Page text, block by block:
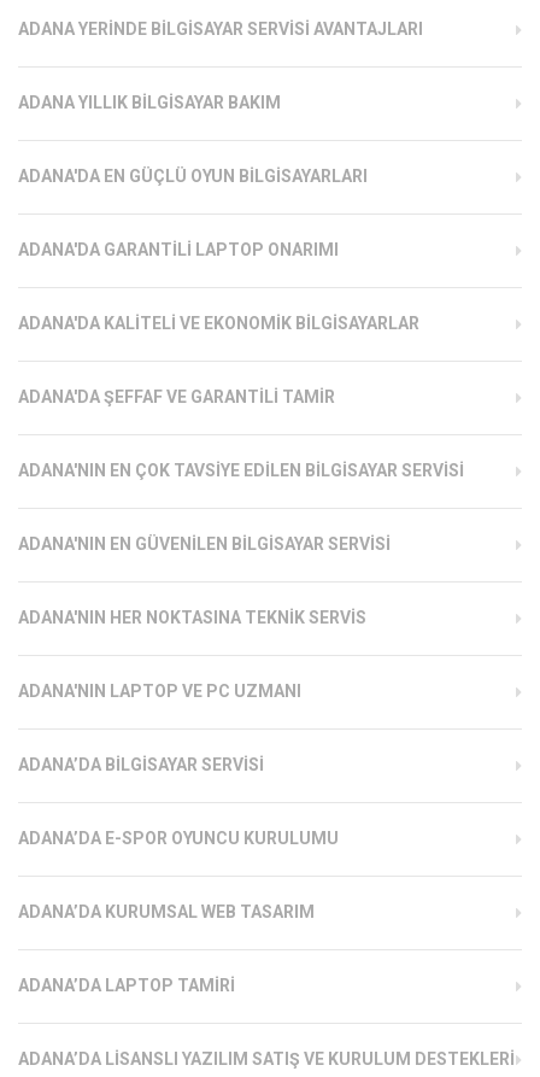
ADANA YERINDE BILGISAYAR SERVISI AVANTAJLARI
ADANA YILLIK BILGISAYAR BAKIM
ADANA'DA EN GÜÇLÜ OYUN BILGISAYARLARI
ADANA'DA GARANTILI LAPTOP ONARIMI
ADANA'DA KALITELI VE EKONOMIK BILGISAYARLAR
ADANA'DA ŞEFFAF VE GARANTILI TAMIR
ADANA'NIN EN ÇOK TAVSIYE EDILEN BILGISAYAR SERVISI
ADANA'NIN EN GÜVENILEN BILGISAYAR SERVISI
ADANA'NIN HER NOKTASINA TEKNIK SERVIS
ADANA'NIN LAPTOP VE PC UZMANI
ADANA’DA BILGISAYAR SERVISI
ADANA’DA E-SPOR OYUNCU KURULUMU
ADANA’DA KURUMSAL WEB TASARIM
ADANA’DA LAPTOP TAMIRI
ADANA’DA LISANSLI YAZILIM SATIŞ VE KURULUM DESTEKLERI